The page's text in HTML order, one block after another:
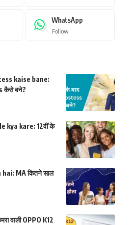
WhatsApp
Follow
kaise bane:
कैसे बने?
kya kare: 12वीं के
MA कितने साल
वाली OPPO K12